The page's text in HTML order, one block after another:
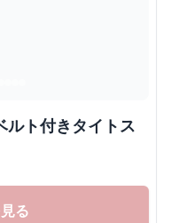
ルト付きタイトス
る